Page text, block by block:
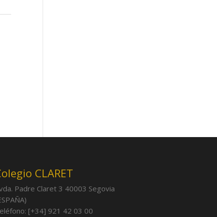
CLARET
Padre Claret 3 40003 Segovia
[+34] 921 42 03 00